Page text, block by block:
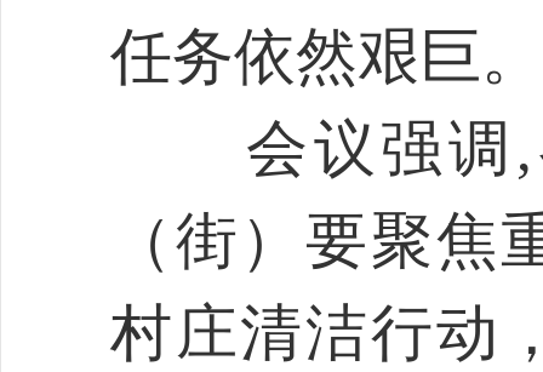
任务依然艰巨。
会议强调,
（街）要聚
村庄清洁行动